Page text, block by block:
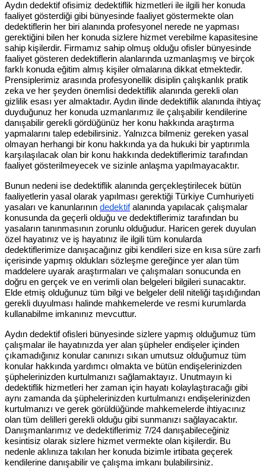
Aydın dedektif ofisimiz dedektiflik hizmetleri ile ilgili her konuda
faaliyet gösterdiği gibi bünyesinde faaliyet göstermekte olan
dedektiflerin her biri alanında profesyonel nerede ne yapması
gerektiğini bilen her konuda sizlere hizmet verebilme kapasitesine
sahip kişilerdir. Firmamız sahip olmuş olduğu ofisler bünyesinde
faaliyet gösteren dedektiflerin alanlarında uzmanlaşmış ve birçok
farklı konuda eğitim almış kişiler olmalarına dikkat etmektedir.
Prensiplerimiz arasında profesyonellik disiplin çalışkanlık pratik
zeka ve her şeyden önemlisi dedektiflik alanında gerekli olan
gizlilik esası yer almaktadır. Aydın ilinde dedektiflik alanında ihtiyaç
duyduğunuz her konuda uzmanlarımız ile çalışabilir kendilerine
danışabilir gerekli gördüğünüz her konu hakkında araştırma
yapmalarını talep edebilirsiniz. Yalnızca bilmeniz gereken yasal
olmayan herhangi bir konu hakkında ya da hukuki bir yaptırımla
karşılaşılacak olan bir konu hakkında dedektiflerimiz tarafından
faaliyet gösterilmeyecek ve sizinle anlaşma yapılmayacaktır.
Bunun nedeni ise dedektiflik alanında gerçekleştirilecek bütün
faaliyetlerin yasal olarak yapılması gerektiği Türkiye Cumhuriyeti
yasaları ve kanunlarının dedektifalanında yapılacak çalışmalar
konusunda da geçerli olduğu ve dedektiflerimiz tarafından bu
yasaların tanınmasının zorunlu olduğudur. Haricen gerek duyulan
özel hayatınız ve iş hayatınız ile ilgili tüm konularda
dedektiflerimize danışacağınız gibi kendileri size en kısa süre zarfı
içerisinde yapmış oldukları sözleşme gereğince yer alan tüm
maddelere uyarak araştırmaları ve çalışmaları sonucunda en
doğru en gerçek ve en verimli olan belgeleri bilgileri sunacaktır.
Elde etmiş olduğunuz tüm bilgi ve belgeler delil niteliği taşıdığından
gerekli duyulması halinde mahkemelerde ve resmi kurumlarda
kullanabilme imkanınız mevcuttur.
Aydın dedektif ofisleri bünyesinde sizlere yapmış olduğumuz tüm
çalışmalar ile hayatınızda yer alan şüpheler endişeler içinden
çıkamadığınız konular canınızı sıkan umutsuz olduğumuz tüm
konular hakkında yardımcı olmakta ve bütün endişelerinizden
şüphelerinizden kurtulmanızı sağlamaktayız. Unutmayın ki
dedektiflik hizmetleri her zaman için hayatı kolaylaştıracağı gibi
aynı zamanda da şüphelerinizden kurtulmanızı endişelerinizden
kurtulmanızı ve gerek görüldüğünde mahkemelerde ihtiyacınız
olan tüm delilleri gerekli olduğu gibi sunmanızı sağlayacaktır.
Danışmanlarımız ve dedektiflerimiz 7/24 danışabileceğiniz
kesintisiz olarak sizlere hizmet vermekte olan kişilerdir. Bu
nedenle aklınıza takılan her konuda bizimle irtibata geçerek
kendilerine danışabilir ve çalışma imkanı bulabilirsiniz.